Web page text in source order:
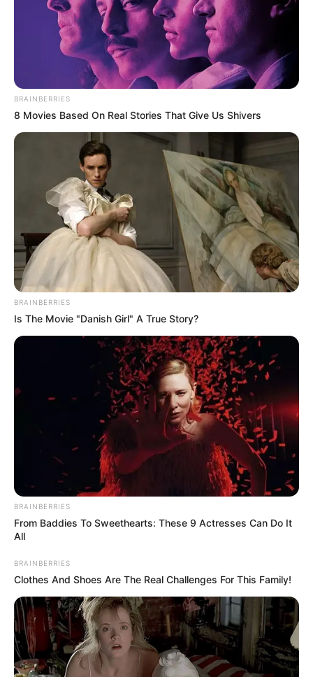
Reciclar e decorar
Embalagem de presente
Pode parecer estranho, mas essas embalagens
são ótimas para protegerem presentes.
Principalmente se for algo frágil ou se alguém
for presentear o outro com uma guloseima.
BRAINBERRIES
8 Movies Based On Real Stories That Give Us Shivers
BRAINBERRIES
Is The Movie "Danish Girl" A True Story?
BRAINBERRIES
From Baddies To Sweethearts: These 9 Actresses Can Do It
All
BRAINBERRIES
Clothes And Shoes Are The Real Challenges For This Family!